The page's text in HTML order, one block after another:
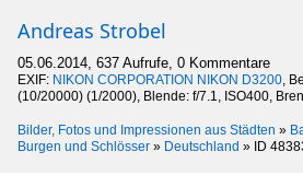
Andreas Strobel
05.06.2014, 637 Aufrufe, 0 Kommentare
EXIF: NIKON CORPORATION NIKON D3200 ,
(10/20000) (1/2000), Blende: f/7.1, ISO400,
Bilder, Fotos und Impressionen aus Städten »
Burgen und Schlösser » Deutschland » ID